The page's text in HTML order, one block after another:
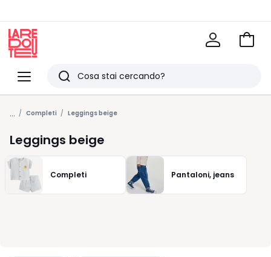
Menu
Redoute
Ricerca
Ultimi
articoli
visti
Vai
... Completi Leggings beige
Leggings beige
Completi Pantaloni, jeans